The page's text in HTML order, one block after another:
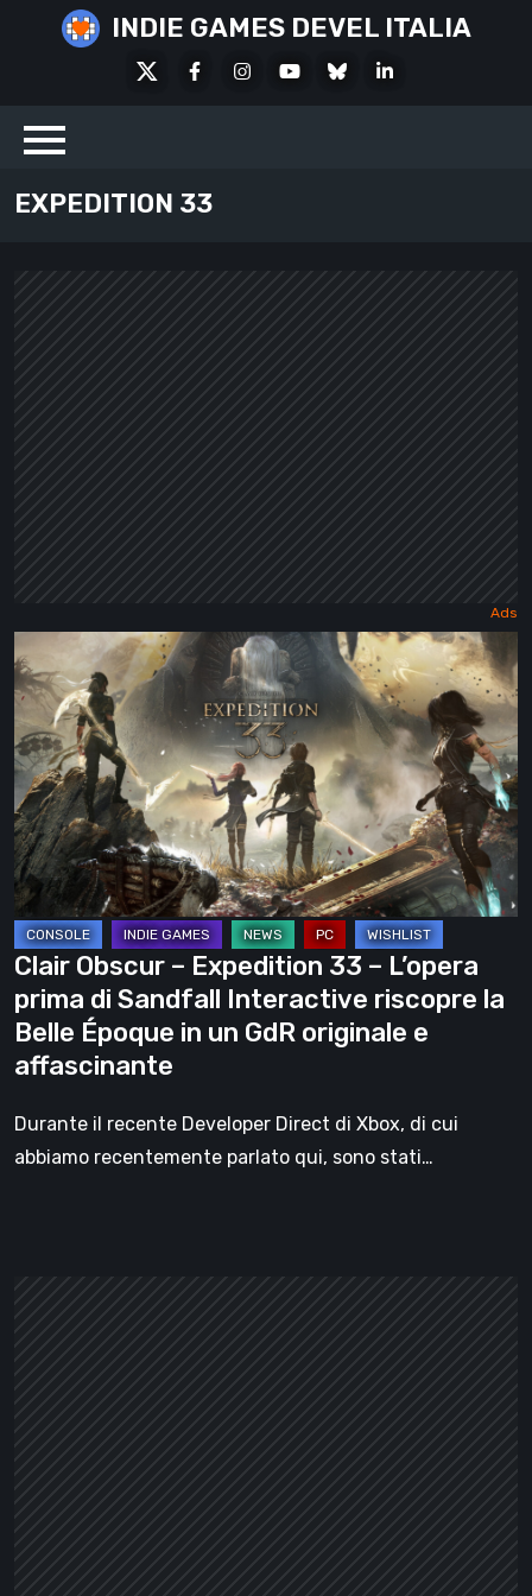
INDIE GAMES DEVEL ITALIA
FacebookInstagramYoutubeBlueskyLinkedIn
EXPEDITION 33
Clair
Obscur
–
Expedition
33
–
L’opera
prima
di
Sandfall
Interactive
riscopre
la
Belle
Époque
in
Clair Obscur – Expedition 33 – L’opera
prima di Sandfall Interactive riscopre la
Belle Époque in un GdR originale e
affascinante
Durante il recente Developer Direct di Xbox, di cui
abbiamo recentemente parlato qui, sono stati…